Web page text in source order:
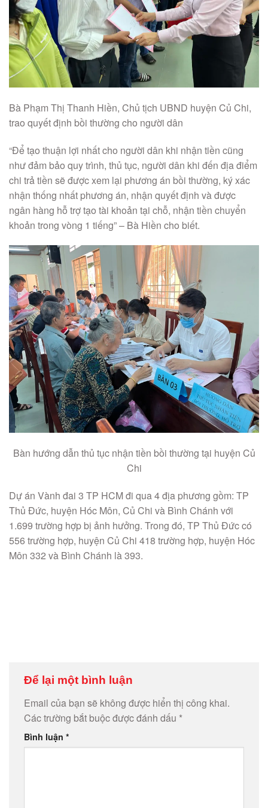
Bà Phạm Thị Thanh Hiền, Chủ tịch UBND huyện Củ Chi,
trao quyết định bồi thường cho người dân
“Để tạo thuận lợi nhất cho người dân khi nhận tiền cũng
như đảm bảo quy trình, thủ tục, người dân khi đến địa điểm
chi trả tiền sẽ được xem lại phương án bồi thường, ký xác
nhận thống nhất phương án, nhận quyết định và được
ngân hàng hỗ trợ tạo tài khoản tại chỗ, nhận tiền chuyển
khoản trong vòng 1 tiếng” – Bà Hiền cho biết.
Bàn hướng dẫn thủ tục nhận tiền bồi thường tại huyện Củ
Chi
Dự án Vành đai 3 TP HCM đi qua 4 địa phương gồm: TP
Thủ Đức, huyện Hóc Môn, Củ Chi và Bình Chánh với
1.699 trường hợp bị ảnh hưởng. Trong đó, TP Thủ Đức có
556 trường hợp, huyện Củ Chi 418 trường hợp, huyện Hóc
Môn 332 và Bình Chánh là 393.
Để lại một bình luận
Email của bạn sẽ không được hiển thị công khai.
Các trường bắt buộc được đánh dấu *
Bình luận *